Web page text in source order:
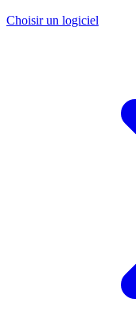
Choisir un logiciel